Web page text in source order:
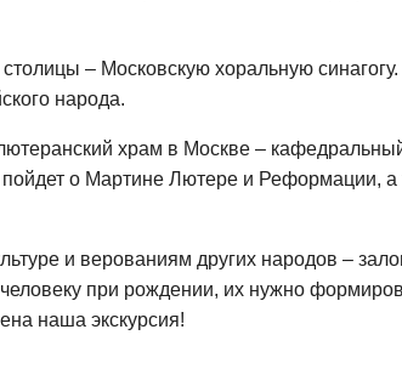
– Московскую хоральную
народа.
храм в Москве –
пойдет о Мартине Лютере и Реформации,
и верованиям других народов –
при рождении, их нужно
наша экскурсия!